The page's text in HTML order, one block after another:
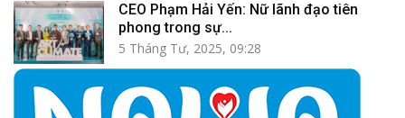
CEO Phạm Hải Yến: Nữ lãnh đạo tiên
phong trong sự...
5 Tháng Tư, 2025, 09:28